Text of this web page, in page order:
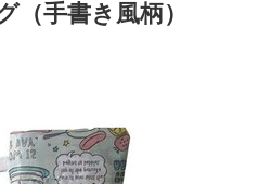
（手書き風柄）